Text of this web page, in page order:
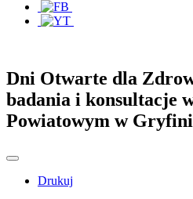
Dni Otwarte dla
badania i konsultacje
Powiatowym w
Drukuj